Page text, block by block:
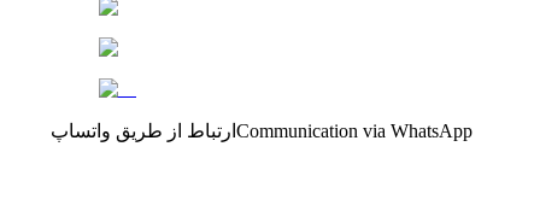
ارتباط از طریق واتساپ Communication via WhatsApp